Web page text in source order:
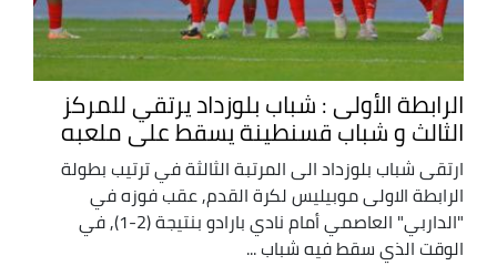
الرابطة الأولى : شباب بلوزداد يرتقي للمركز
الثالث و شباب قسنطينة يسقط على ملعبه
ارتقى شباب بلوزداد الى المرتبة الثالثة في ترتيب بطولة
الرابطة الاولى موبيليس لكرة القدم, عقب فوزه في
"الداربي" العاصمي أمام نادي بارادو بنتيجة (2-1), في
الوقت الذي سقط فيه شباب ...